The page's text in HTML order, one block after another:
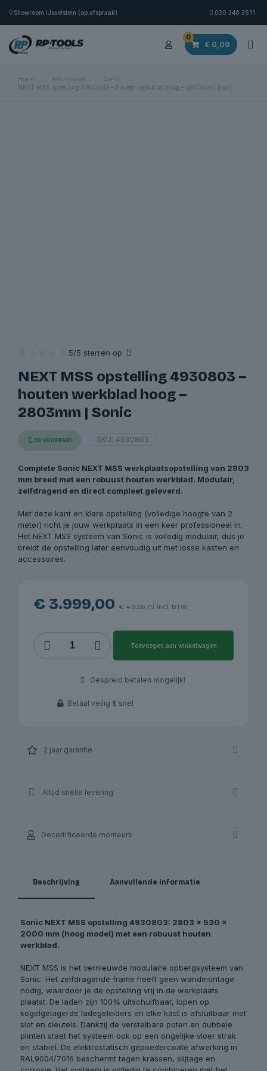
Showroom IJsselstein (op afspraak) 030 340 3511
0
€ 0,00
Home Alle merken
Sonic
NEXT MSS opstelling 4930803 – houten werkblad hoog – 2803mm | Sonic
5/5 sterren op
NEXT MSS opstelling 4930803 –
houten werkblad hoog –
2803mm | Sonic
OP VOORRAAD SKU: 4930803
Complete Sonic NEXT MSS werkplaatsopstelling van 2803
mm breed met een robuust houten werkblad. Modulair,
zelfdragend en direct compleet geleverd.
Met deze kant en klare opstelling (volledige hoogte van 2
meter) richt je jouw werkplaats in een keer professioneel in.
Het NEXT MSS systeem van Sonic is volledig modulair, dus je
breidt de opstelling later eenvoudig uit met losse kasten en
accessoires.
€ 3.999,00 € 4.838,79 incl. BTW
MSS
werkblad
|
Toevoegen aan winkelwagen
Gespreid betalen mogelijk!
Betaal veilig & snel
2 jaar garantie
Altijd snelle levering
Gecertificeerde monteurs
Beschrijving Aanvullende informatie
Sonic NEXT MSS opstelling 4930803: 2803 x 530 x
2000 mm (hoog model) met een robuust houten
werkblad.
NEXT MSS is het vernieuwde modulaire opbergsysteem van
Sonic. Het zelfdragende frame heeft geen wandmontage
nodig, waardoor je de opstelling vrij in de werkplaats
plaatst. De laden zijn 100% uitschuifbaar, lopen op
kogelgelagerde ladegeleiders en elke kast is afsluitbaar met
slot en sleutels. Dankzij de verstelbare poten en dubbele
plinten staat het systeem ook op een ongelijke vloer strak
en stabiel. De elektrostatisch gepoedercoate afwerking in
RAL9004/7016 beschermt tegen krassen, slijtage en